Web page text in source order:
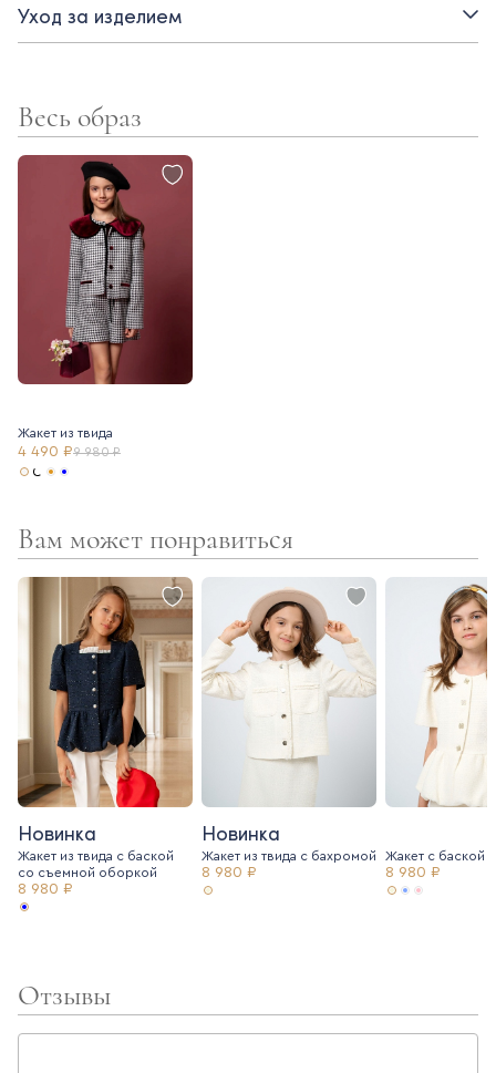
- силуэт трапеция
Сочетайте шорты с жилетом (артикул 7235032) или жакетом
Уход за изделием
Весь образ
Жакет из твида
4 490 ₽9 980 ₽
Вам может понравиться
Новинка
Жакет из твида с баской
со съемной оборкой
8 980 ₽
Новинка
Жакет из твида c бахромой
8 980 ₽
Жакет с баской
8 980 ₽
Отзывы